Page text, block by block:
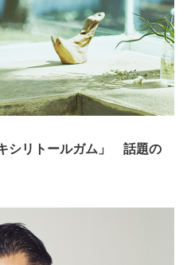
シリトールガム」 話題の